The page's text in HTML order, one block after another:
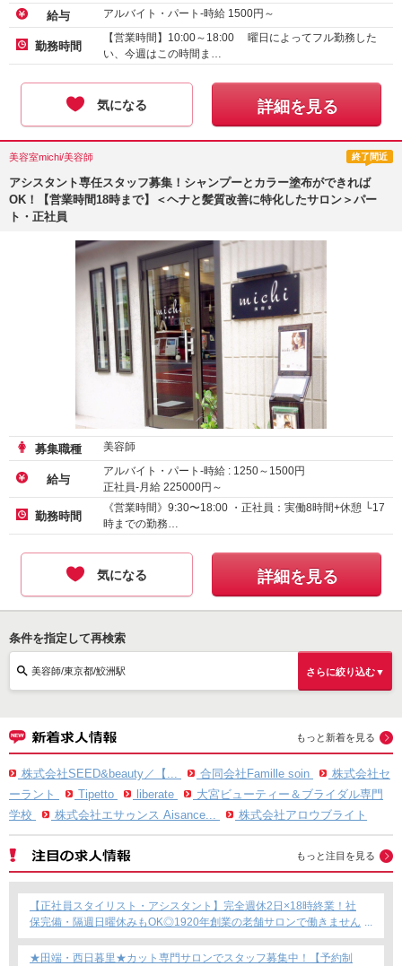
給与 アルバイト・パート-時給 1500円～
勤務時間
【営業時間】10:00～18:00 曜日によってフル勤務した
い、今週はこの時間ま…
気になる 詳細を見る
美容室michi/美容師 終了間近
アシスタント専任スタッフ募集！シャンプーとカラー塗布ができれば
OK！【営業時間18時まで】＜ヘナと髪質改善に特化したサロン＞パー
ト・正社員
募集職種 美容師
給与
アルバイト・パート-時給 : 1250～ 1500円
正社員-月給 225000円～
勤務時間
《営業時間》9:30〜18:00 ・正社員：実働8時間+休憩 └17
時までの勤務…
気になる 詳細を見る
条件を指定して再検索
美容師/東京都/鮫洲駅 さらに絞り込む▼
もっと新着を見る
株式会社SEED&beauty／【... 合同会社Famille soin
株式会社セ
ーラント
Tipetto liberate
大宮ビューティー＆ブライダル専門
学校
株式会社エサゥンス Aisance... 株式会社アロウブライト
もっと注目を見る
【正社員スタイリスト・アシスタント】完全週休2日×18時終業！社
保完備・隔週日曜休みもOK◎1920年創業の老舗サロンで働きません
か？
★田端・西日暮里★カット専門サロンでスタッフ募集中！【予約制